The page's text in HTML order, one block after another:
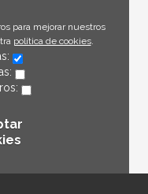
para mejorar nuestros
política de cookies.